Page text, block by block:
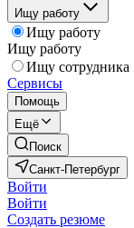
Ищу работу
Ищу работу
Ищу работу
Ищу сотрудника
Сервисы
Помощь
Ещё
Поиск
Санкт-Петербург
Войти
Войти
Создать резюме